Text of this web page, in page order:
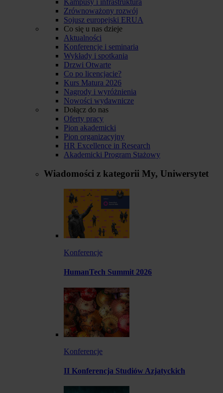
Zrównoważony rozwój
Sojusz europejski ERUA
Co się u nas dzieje
Aktualności
Konferencje i seminaria
Wykłady i spotkania
Drzwi Otwarte
Co po licencjacie?
Kurs Matura 2026
Nagrody i wyróżnienia
Nowości wydawnicze
Dołącz do nas
Oferty pracy
Pion akademicki
Pion organizacyjny
HR Excellence in Research
Akademicki Program Stażowy
Wiadomości z kategorii My, Uniwersytet
Konferencje
HumanTech Summit 2026
Konferencje
II Konferencja Studiów Azjatyckich